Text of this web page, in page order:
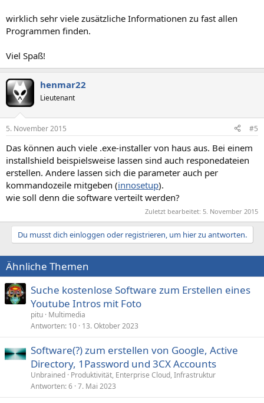
wirklich sehr viele zusätzliche Informationen zu fast allen
Programmen finden.
Viel Spaß!
henmar22
Lieutenant
5. November 2015 #5
Das können auch viele .exe-installer von haus aus. Bei einem
installshield beispielsweise lassen sind auch responedateien
erstellen. Andere lassen sich die parameter auch per
kommandozeile mitgeben (innosetup).
wie soll denn die software verteilt werden?
Zuletzt bearbeitet: 5. November 2015
Du musst dich einloggen oder registrieren, um hier zu antworten.
Ähnliche Themen
Suche kostenlose Software zum Erstellen eines
Youtube Intros mit Foto
pitu Multimedia
Antworten 10 13. Oktober 2023
Software(?) zum erstellen von Google, Active
Directory, 1Password und 3CX Accounts
Unbrained Produktivität, Enterprise Cloud, Infrastruktur
Antworten 6 7. Mai 2023